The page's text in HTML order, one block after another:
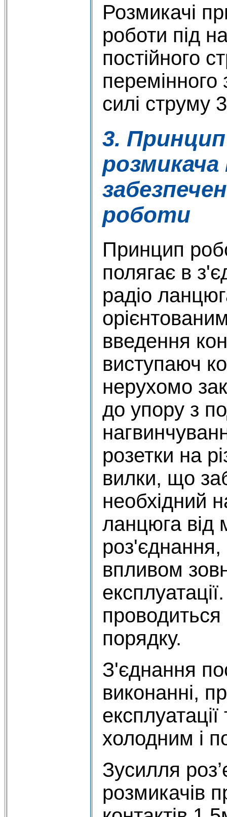
Розмикачі
роботи під
постійного
силі струму
3.
розмикача
роботи
Принцип
полягає в
радіо
введення
виступаюч
нерухомо
до упору з
розетки на
вилки, що
необхідний
ланцюга від
роз'єднання,
впливом
порядку.
З'єднання
виконанні,
холодним і
Зусилля
розмикачів